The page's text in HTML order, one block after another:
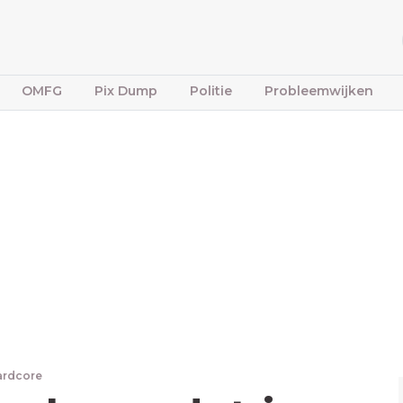
OMFG Pix Dump Politie Probleemwijken